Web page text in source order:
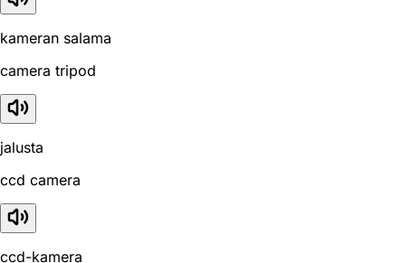
kameran salama
camera tripod
jalusta
ccd camera
ccd-kamera